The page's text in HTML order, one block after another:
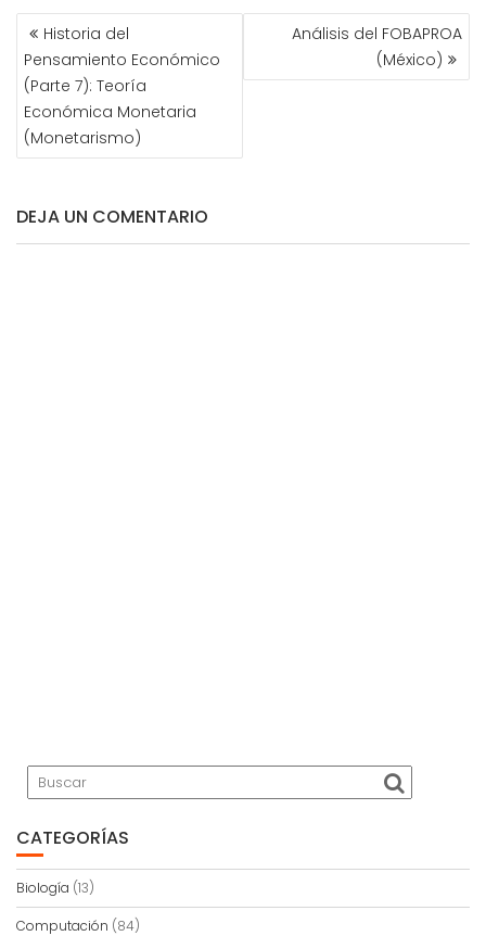
NAVEGACIÓN
DE
ENTRADAS
Historia del
Pensamiento Económico
(Parte 7): Teoría
Económica Monetaria
(Monetarismo)
Análisis del FOBAPROA
(México)
DEJA UN COMENTARIO
CATEGORÍAS
Biología (13)
Computación (84)